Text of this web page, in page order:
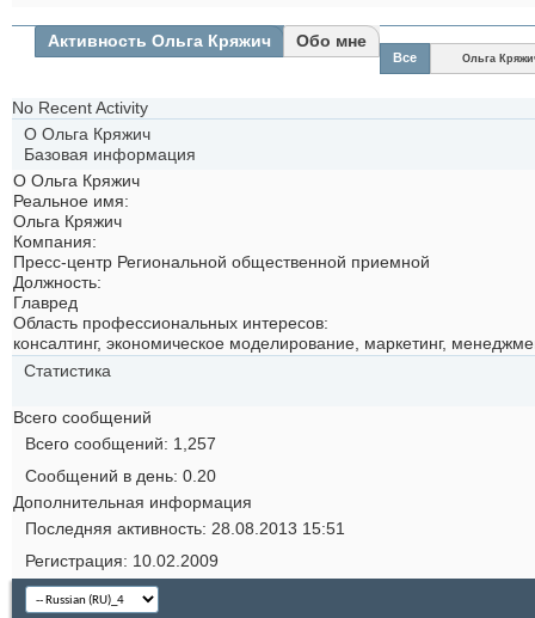
Активность Ольга Кряжич Обо мне
Все Ольга
No Recent Activity
О Ольга Кряжич
Базовая информация
О Ольга Кряжич
Реальное имя:
Ольга Кряжич
Компания:
Пресс-центр Региональной общественной приемной
Должность:
Главред
Область профессиональных интересов:
консалтинг, экономическое моделирование, маркетинг,
Статистика
Всего сообщений
Всего сообщений
1,257
Сообщений в день 0.20
Дополнительная информация
Последняя активность 28.08.2013 15:51
Регистрация
10.02.2009